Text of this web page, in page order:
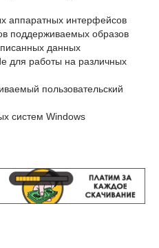
аппаратных интерфейсов
поддерживаемых образов
данных
для работы на различных
пользовательский
систем Windows